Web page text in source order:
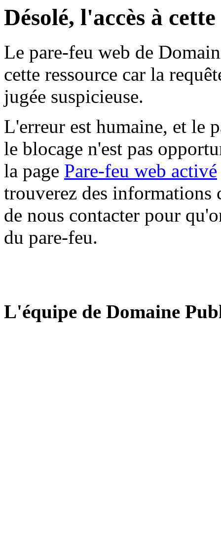
Désolé, l'accès à
Le pare-feu web de
cette ressource car la
jugée suspicieuse.
L'erreur est humaine, et le
le blocage n'est pas
la page Pare-feu web activé
trouverez des informations
de nous contacter pour
du pare-feu.
L'équipe de Domaine